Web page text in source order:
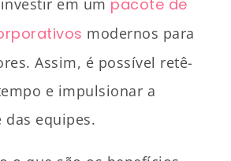
em um pacote de
modernos para
Assim, é possível retê-
e impulsionar a
equipes.